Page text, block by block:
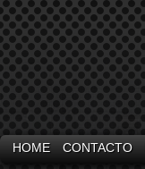
HOME CONTACTO